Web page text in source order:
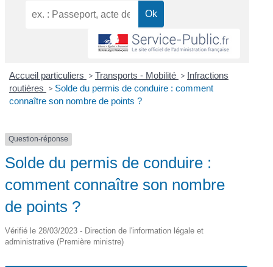
Accueil particuliers > Transports - Mobilité > Infractions
routières > Solde du permis de conduire : comment
connaître son nombre de points ?
Question-réponse
Solde du permis de conduire :
comment connaître son nombre
de points ?
Vérifié le 28/03/2023 - Direction de l'information légale et
administrative (Première ministre)